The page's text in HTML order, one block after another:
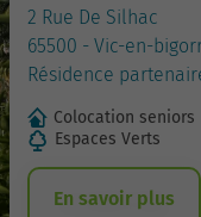
2 Rue De Silhac
65500 - Vic-en-
Résidence
Colocation seniors
Espaces Verts
En savoir plus